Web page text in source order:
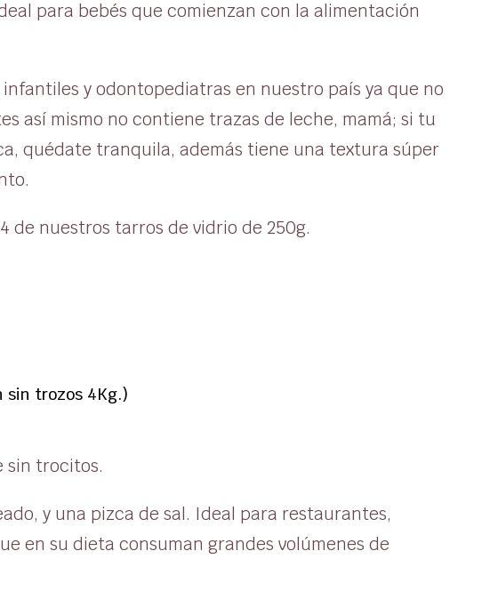
para bebés que comienzan con la alimentación
y odontopediatras en nuestro país ya que no
así mismo no contiene trazas de leche, mamá; si tu
quédate tranquila, además tiene una textura súper
de nuestros tarros de vidrio de 250g.
sin trozos 4Kg.)
sin trocitos.
y una pizca de sal. Ideal para restaurantes,
en su dieta consuman grandes volúmenes de